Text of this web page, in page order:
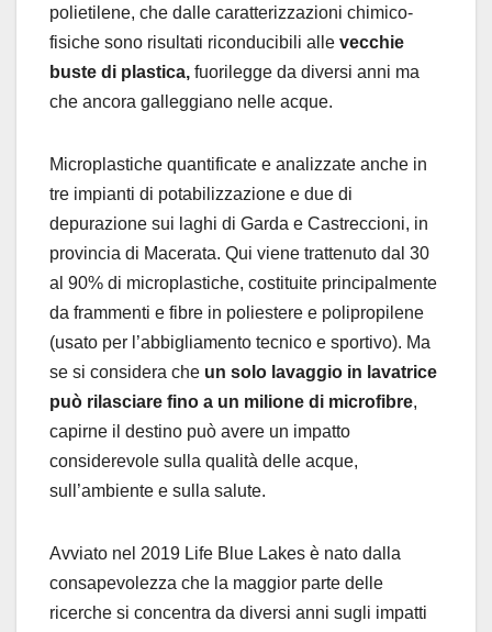
polietilene, che dalle caratterizzazioni chimico-
fisiche sono risultati riconducibili alle vecchie
buste di plastica, fuorilegge da diversi anni ma
che ancora galleggiano nelle acque.
Microplastiche quantificate e analizzate anche in
tre impianti di potabilizzazione e due di
depurazione sui laghi di Garda e Castreccioni, in
provincia di Macerata. Qui viene trattenuto dal 30
al 90% di microplastiche, costituite principalmente
da frammenti e fibre in poliestere e polipropilene
(usato per l’abbigliamento tecnico e sportivo). Ma
se si considera che un solo lavaggio in lavatrice
può rilasciare fino a un milione di microfibre,
capirne il destino può avere un impatto
considerevole sulla qualità delle acque,
sull’ambiente e sulla salute.
Avviato nel 2019 Life Blue Lakes è nato dalla
consapevolezza che la maggior parte delle
ricerche si concentra da diversi anni sugli impatti